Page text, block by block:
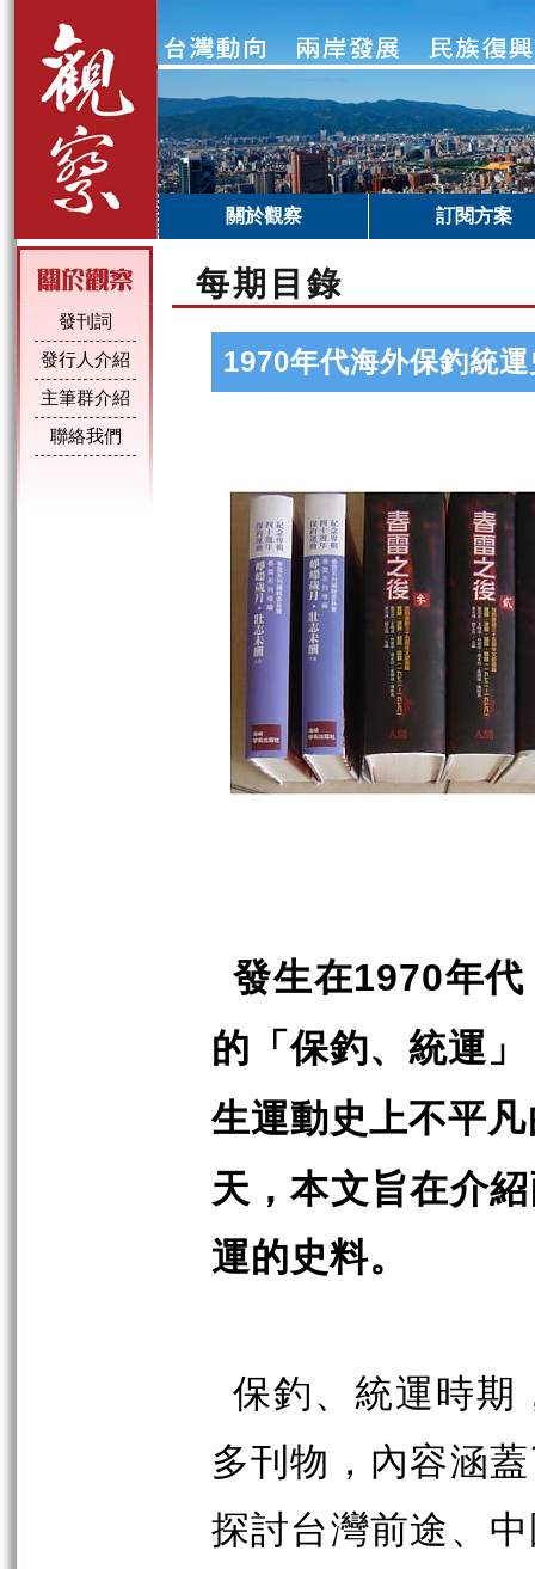
關於觀察 訂閱方案
發刊詞
發行人介紹
主筆群介紹
聯絡我們
每期目錄
1970年代海外保釣統
發生在1970年
的「保釣、統運
生運動史上不平
天，本文旨在介
運的史料。
保釣、統運時期
多刊物，內容涵
探討台灣前途、